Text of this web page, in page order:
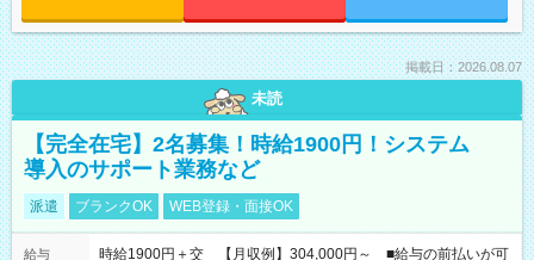
掲載日：2026.08.07
未読
【完全在宅】2名募集！時給1900円！システム
導入のサポート業務など
派遣 ブランクOK WEB登録・面接OK
給与
時給1900円＋交 【月収例】304,000円～ ■給与の前払いが可